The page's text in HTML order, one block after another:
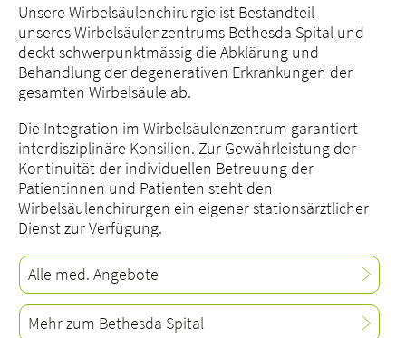
Unsere Wirbelsäulenchirurgie ist Bestandteil
unseres Wirbelsäulenzentrums Bethesda Spital und
deckt schwerpunktmässig die Abklärung und
Behandlung der degenerativen Erkrankungen der
gesamten Wirbelsäule ab.
Die Integration im Wirbelsäulenzentrum garantiert
interdisziplinäre Konsilien. Zur Gewährleistung der
Kontinuität der individuellen Betreuung der
Patientinnen und Patienten steht den
Wirbelsäulenchirurgen ein eigener stationsärztlicher
Dienst zur Verfügung.
Alle med. Angebote
Mehr zum Bethesda Spital